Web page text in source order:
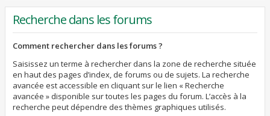
Recherche dans les forums
Comment rechercher dans les forums ?
Saisissez un terme à rechercher dans la zone de recherche située
en haut des pages d’index, de forums ou de sujets. La recherche
avancée est accessible en cliquant sur le lien « Recherche
avancée » disponible sur toutes les pages du forum. L’accès à la
recherche peut dépendre des thèmes graphiques utilisés.